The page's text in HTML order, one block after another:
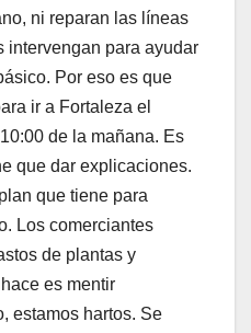
ni reparan las líneas
intervengan para ayudar
Por eso es que
ir a Fortaleza el
de la mañana. Es
que dar explicaciones.
que tiene para
Los comerciantes
de plantas y
es mentir
estamos hartos. Se